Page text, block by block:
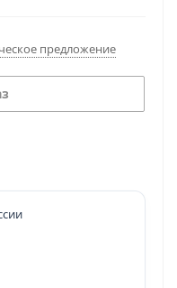
предложение